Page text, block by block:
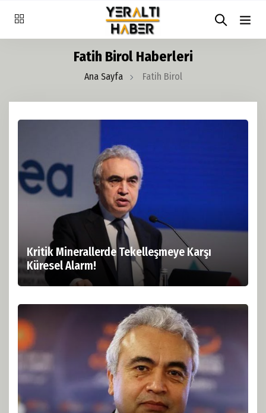
Fatih Birol Haberleri
Ana Sayfa Fatih Birol
Kritik Minerallerde Tekelleşmeye Karşı
Küresel Alarm!